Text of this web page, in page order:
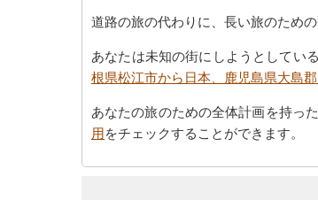
道路の旅の代わりに、長い旅のため
あなたは未知の街にしようとしてい
根県松江市から日本、鹿児島県大島
あなたの旅のための全体計画を持っ
用をチェックすることができます。